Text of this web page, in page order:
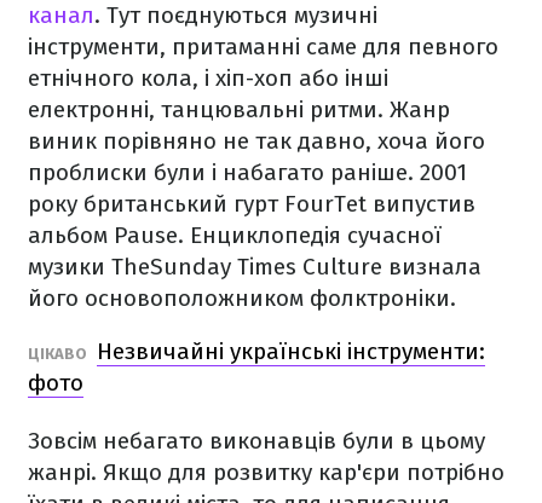
канал. Тут поєднуються музичні
інструменти, притаманні саме для певного
етнічного кола, і хіп-хоп або інші
електронні, танцювальні ритми. Жанр
виник порівняно не так давно, хоча його
проблиски були і набагато раніше. 2001
року британський гурт FourTet випустив
альбом Pause. Енциклопедія сучасної
музики TheSunday Times Culture визнала
його основоположником фолктроніки.
ЦІКАВО
Незвичайні українські інструменти:
фото
Зовсім небагато виконавців були в цьому
жанрі. Якщо для розвитку кар'єри потрібно